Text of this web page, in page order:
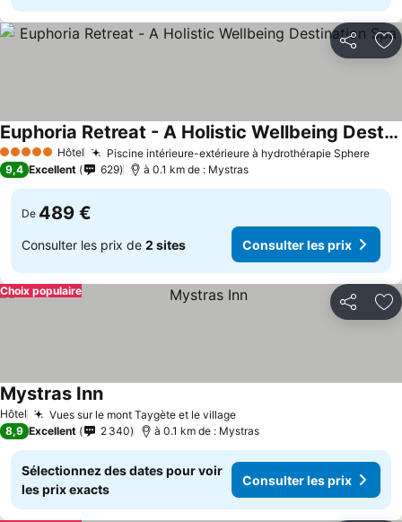
Partager
5 Étoiles Hôtel Piscine intérieure-extérieure à hydrothérapie Sphere
Euphoria Retreat - A Holistic Wellbeing Destination Spa
Consulter les prix
9,4 Excellent 629 à 0.1 km de : Mystras
De 489 €
Consulter les prix de 2 sites Consulter les prix
Partager
Choix populaire
Hôtel Vues sur le mont Taygète et le villageConsulter les prix
Mystras InnConsulter les prix
8,9 Excellent 2 340 à 0.1 km de : Mystras
Sélectionnez des dates pour voir
les prix exacts
Consulter les prix